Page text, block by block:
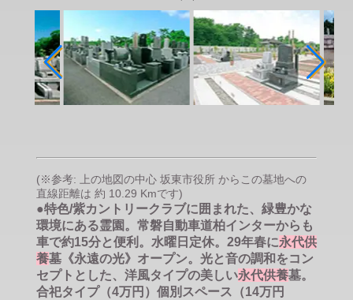
(※参考: 上の地図の中心 坂東市役所 からこの墓地への
直線距離は 約 10.29 Kmです)
●特色/紫カントリークラブに囲まれた、緑豊かな
環境にある霊園。常磐自動車道柏インターからも
車で約15分と便利。水曜日定休。29年春に永代供
養墓《永遠の光》オープン。光と音の調和をコン
セプトとした、洋風タイプの美しい永代供養墓。
合祀タイプ（4万円）個別スペース（14万円